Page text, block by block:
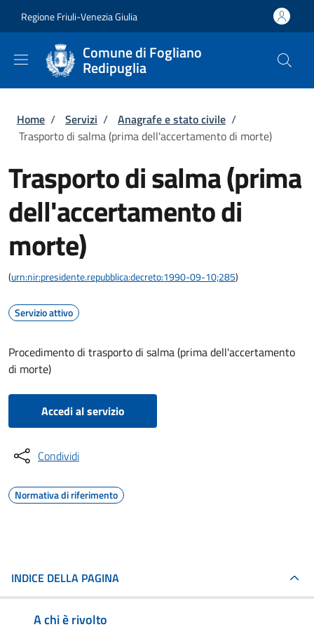
Regione Friuli-Venezia Giulia
Comune di Fogliano
Redipuglia
Briciole di pane
Home / Servizi / Anagrafe e stato civile /
Trasporto di salma (prima dell'accertamento di morte)
Trasporto di salma (prima
dell'accertamento di
morte)
(urn:nir:presidente.repubblica:decreto:1990-09-10;285)
Servizio attivo
Procedimento di trasporto di salma (prima dell'accertamento
di morte)
Accedi al servizio
Condividi
Normativa di riferimento
INDICE DELLA PAGINA
A chi è rivolto